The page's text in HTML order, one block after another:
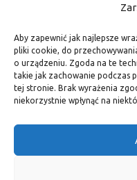
Aby zapewnić jak najlepsze
pliki cookie, do
o urządzeniu. Zgoda na te
takie jak zachowanie podczas
tej stronie. Brak wyrażenia
niekorzystnie wpłynąć na